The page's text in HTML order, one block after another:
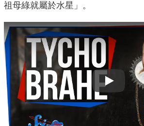
祖母綠就屬於水星」。
Play